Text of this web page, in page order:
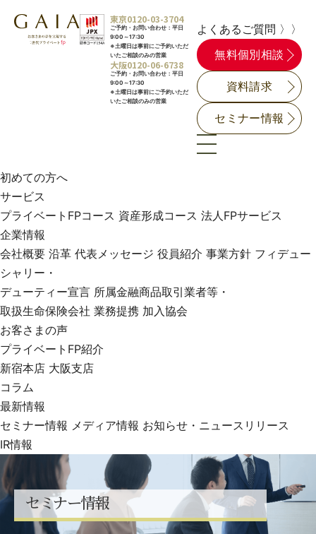
東京0120-03-3704
ご予約・お問い合わせ：平日
9:00～17:30
※土曜日は事前にご予約いただ
いたご相談のみの営業
大阪0120-06-6738
ご予約・お問い合わせ：平日
9:00～17:30
※土曜日は事前にご予約いただ
いたご相談のみの営業
よくあるご質問 〉〉
無料個別相談
資料請求
セミナー情報
初めての方へ
サービス
プライベートFPコース 資産形成コース 法人FPサービス
企業情報
会社概要 沿革 代表メッセージ 役員紹介 事業方針 フィデュー
シャリー・
デューティー宣言 所属金融商品取引業者等・
取扱生命保険会社 業務提携 加入協会
お客さまの声
プライベートFP紹介
新宿本店 大阪支店
コラム
最新情報
セミナー情報 メディア情報 お知らせ・ニュースリリース
IR情報
セミナー情報